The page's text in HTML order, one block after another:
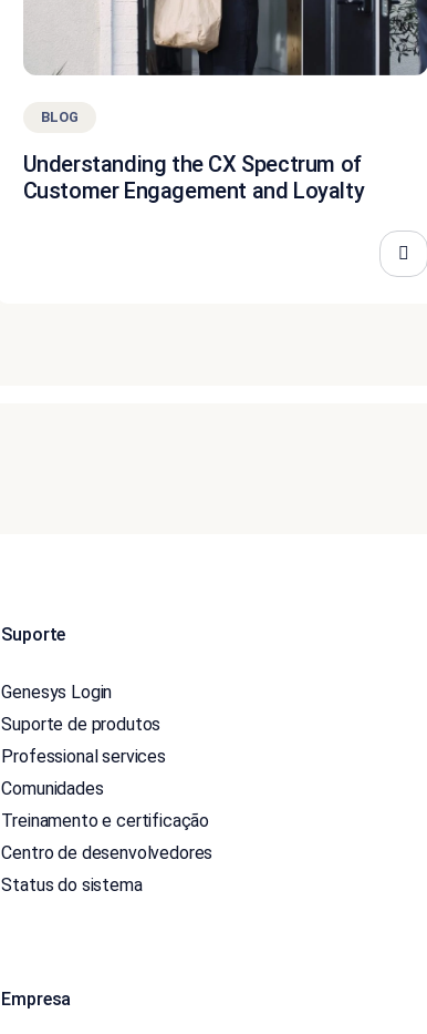
BLOG
Understanding the CX Spectrum of
Customer Engagement and Loyalty
Suporte
Genesys Login
Suporte de produtos
Professional services
Comunidades
Treinamento e certificação
Centro de desenvolvedores
Status do sistema
Empresa